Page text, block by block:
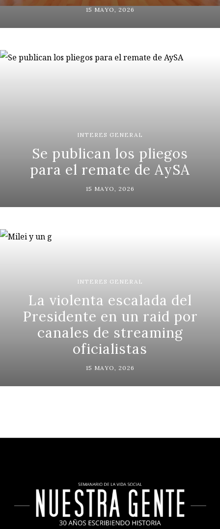
15 MAYO, 2026
INTERES GENERAL
Se publican los pliegos
para el remate de AySA
15 MAYO, 2026
INTERES GENERAL
La violenta escalada del
Presidente en un raid por
canales de streaming
oficialistas
15 MAYO, 2026